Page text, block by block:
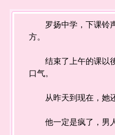
罗扬中学，下课铃声
方。
结束了上午的课以後
口气。
从昨天到现在，她还
他一定是疯了，男人